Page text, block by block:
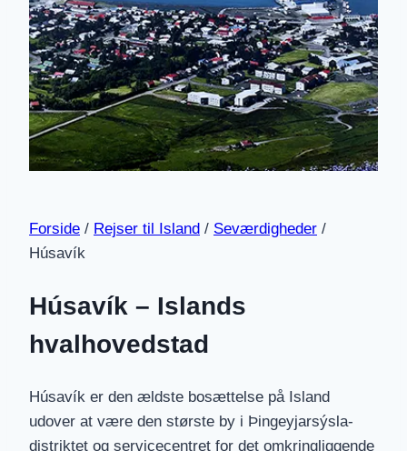
Forside / Rejser til Island / Seværdigheder /
Húsavík
Húsavík – Islands
hvalhovedstad
Húsavík er den ældste bosættelse på Island
udover at være den største by i Þingeyjarsýsla-
distriktet og servicecentret for det omkringliggende